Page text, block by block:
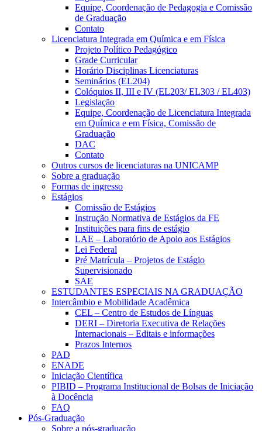
Equipe, Coordenação de Pedagogia e Comissão
de Graduação
Contato
Licenciatura Integrada em Química e em Física
Projeto Político Pedagógico
Grade Curricular
Horário Disciplinas Licenciaturas
Seminários (EL204)
Colóquios II, III e IV (EL203/ EL303 / EL403)
Legislação
Equipe, Coordenação de Licenciatura Integrada
em Química e em Física, Comissão de
Graduação
DAC
Contato
Outros cursos de licenciaturas na UNICAMP
Sobre a graduação
Formas de ingresso
Estágios
Comissão de Estágios
Instrução Normativa de Estágios da FE
Instituições para fins de estágio
LAE – Laboratório de Apoio aos Estágios
Lei Federal
Pré Matrícula – Projetos de Estágio
Supervisionado
SAE
ESTUDANTES ESPECIAIS NA GRADUAÇÃO
Intercâmbio e Mobilidade Acadêmica
CEL – Centro de Estudos de Línguas
DERI – Diretoria Executiva de Relações
Internacionais – Editais e informações
Prazos Internos
PAD
ENADE
Iniciação Científica
PIBID – Programa Institucional de Bolsas de Iniciação
à Docência
FAQ
Pós-Graduação
Sobre a pós-graduação